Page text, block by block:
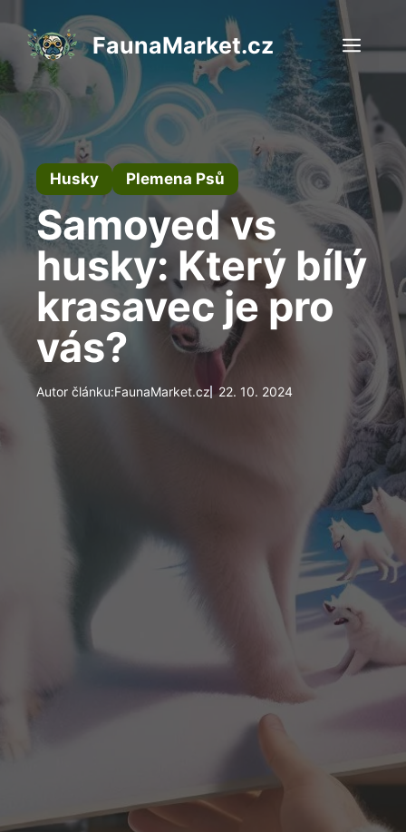
obsah
FaunaMarket.cz
Husky Plemena Psů
Samoyed vs
husky: Který bílý
krasavec je pro
vás?
Autor článku:FaunaMarket.cz 22. 10. 2024